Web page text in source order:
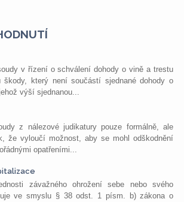
v řízení o schválení dohody o vině a trestu
škody, který není součástí sjednané dohody o
výší sjednanou...
z nálezové judikatury pouze formálně, ale
že vyloučí možnost, aby se mohl odškodnění
opatřeními...
závažného ohrožení sebe nebo svého
ve smyslu § 38 odst. 1 písm. b) zákona o